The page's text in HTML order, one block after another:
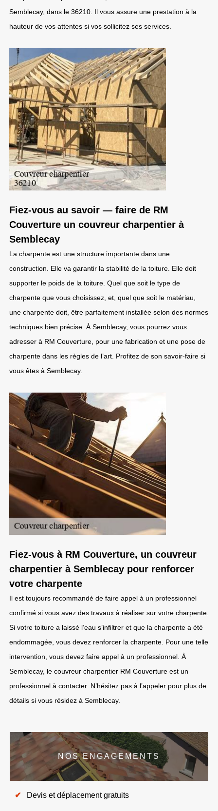
Semblecay, dans le 36210. Il vous assure une prestation à la
hauteur de vos attentes si vos sollicitez ses services.
Fiez-vous au savoir — faire de RM
Couverture un couvreur charpentier à
Semblecay
La charpente est une structure importante dans une
construction. Elle va garantir la stabilité de la toiture. Elle doit
supporter le poids de la toiture. Quel que soit le type de
charpente que vous choisissez, et, quel que soit le matériau,
une charpente doit, être parfaitement installée selon des normes
techniques bien précise. À Semblecay, vous pourrez vous
adresser à RM Couverture, pour une fabrication et une pose de
charpente dans les règles de l’art. Profitez de son savoir-faire si
vous êtes à Semblecay.
Fiez-vous à RM Couverture, un couvreur
charpentier à Semblecay pour renforcer
votre charpente
Il est toujours recommandé de faire appel à un professionnel
confirmé si vous avez des travaux à réaliser sur votre charpente.
Si votre toiture a laissé l’eau s’infiltrer et que la charpente a été
endommagée, vous devez renforcer la charpente. Pour une telle
intervention, vous devez faire appel à un professionnel. À
Semblecay, le couvreur charpentier RM Couverture est un
professionnel à contacter. N’hésitez pas à l’appeler pour plus de
détails si vous résidez à Semblecay.
NOS ENGAGEMENTS
Devis et déplacement gratuits